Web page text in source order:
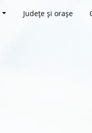
Județe și orașe